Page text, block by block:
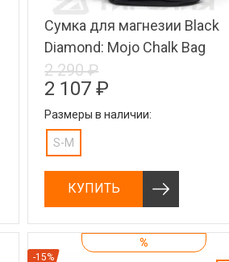
Сумка для магнезии Black
Diamond: Mojo Chalk Bag
2 290 ₽
2 107 ₽
Размеры в наличии:
S-M
КУПИТЬ
%
-15%